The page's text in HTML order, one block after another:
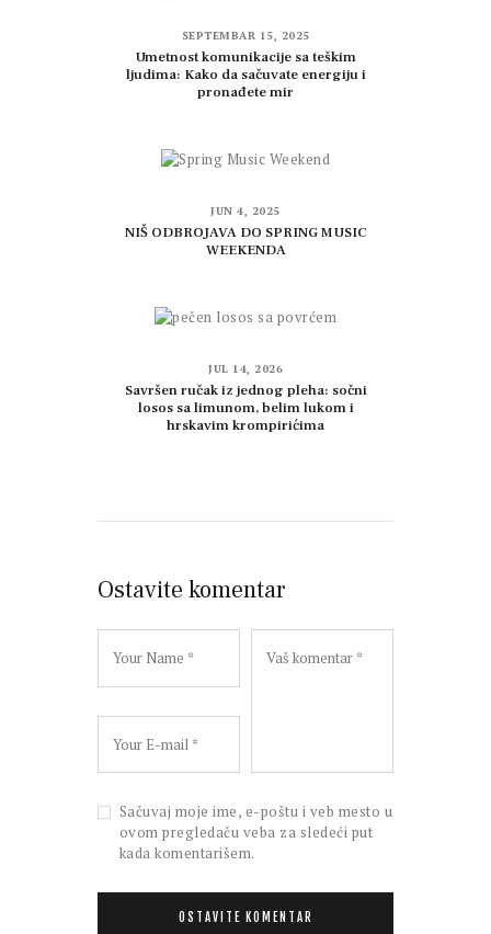
SEPTEMBAR 15, 2025
Umetnost komunikacije sa teškim
ljudima: Kako da sačuvate energiju i
pronađete mir
JUN 4, 2025
NIŠ ODBROJAVA DO SPRING MUSIC
WEEKENDA
JUL 14, 2026
Savršen ručak iz jednog pleha: sočni
losos sa limunom, belim lukom i
hrskavim krompirićima
Ostavite komentar
Sačuvaj moje ime, e-poštu i veb mesto u
ovom pregledaču veba za sledeći put
kada komentarišem.